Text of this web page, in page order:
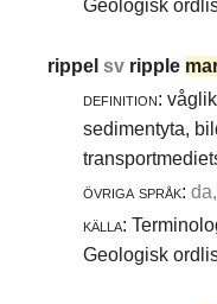
Geologisk
rippelsv ripple
definition:
sedimentyta,
övriga språk:
källa:
Geologisk